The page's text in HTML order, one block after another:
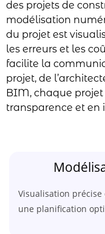
des projets de
modélisation
du projet est
les erreurs et les
facilite la
projet, de
BIM, chaque
transparence et en
Visualisation
une planification